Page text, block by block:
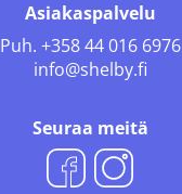
Asiakaspalvelu
Puh. +358 44 016 6976
info@shelby.fi
Seuraa meitä